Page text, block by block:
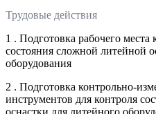
Трудовые действия
1 . Подготовка рабочего
состояния сложной литейной
оборудования
2 . Подготовка контрольно-
инструментов для контроля
оснастки для литейного